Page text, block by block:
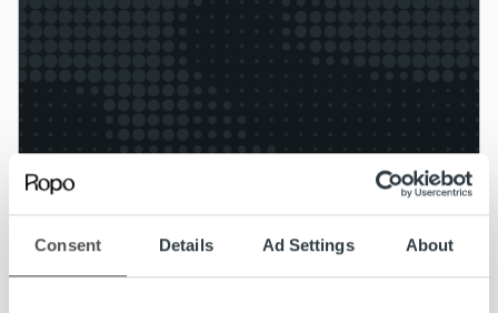
Consent Details Ad Settings About
Ajankohtaista